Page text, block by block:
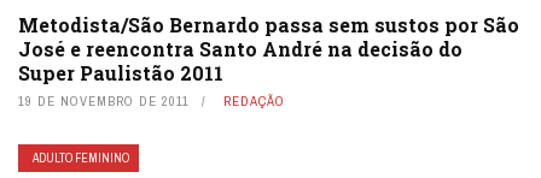
Metodista/São Bernardo passa sem sustos por São
José e reencontra Santo André na decisão do
Super Paulistão 2011
19 DE NOVEMBRO DE 2011 REDAÇÃO
ADULTO FEMININO